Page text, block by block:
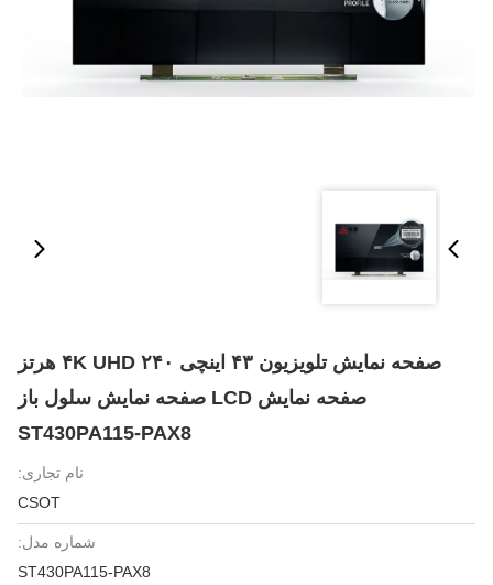
صفحه نمایش تلویزیون ۴۳ اینچی ۴K UHD ۲۴۰ هرتز
صفحه نمایش LCD صفحه نمایش سلول باز
ST430PA115-PAX8
نام تجاری:
CSOT
شماره مدل:
ST430PA115-PAX8